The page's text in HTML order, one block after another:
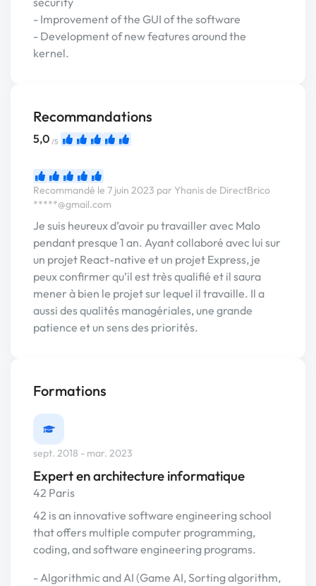
- Improvement of the GUI of the software
- Development of new features around the
kernel.
Recommandations
5,0 /5
Recommandé le 7 juin 2023 par Yhanis de DirectBrico
*****@gmail.com
Je suis heureux d’avoir pu travailler avec Malo
pendant presque 1 an. Ayant collaboré avec lui sur
un projet React-native et un projet Express, je
peux confirmer qu’il est très qualifié et il saura
mener à bien le projet sur lequel il travaille. Il a
aussi des qualités managériales, une grande
patience et un sens des priorités.
Formations
sept. 2018 - mar. 2023
Expert en architecture informatique
42 Paris
42 is an innovative software engineering school
that offers multiple computer programming,
coding, and software engineering programs.
- Algorithmic and AI (Game AI, Sorting algorithm,